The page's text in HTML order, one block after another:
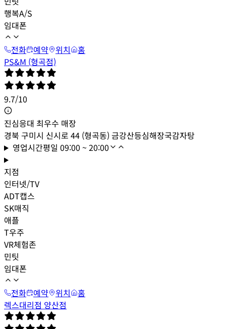
행복A/S
임대폰
전화
예약 위치
홈
PS&M (형곡점)
9.7/10
진심응대 최우수 매장
경북 구미시 신시로 44 (형곡동) 금강산등심해장국감자탕
영업시간평일 09:00 ~ 20:00
지점
인터넷/TV
ADT캡스
SK매직
애플
T우주
VR체험존
민팃
임대폰
전화
예약 위치
홈
렉스대리점 양산점